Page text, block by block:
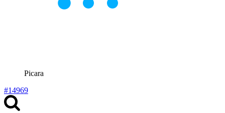
Picara
#14969